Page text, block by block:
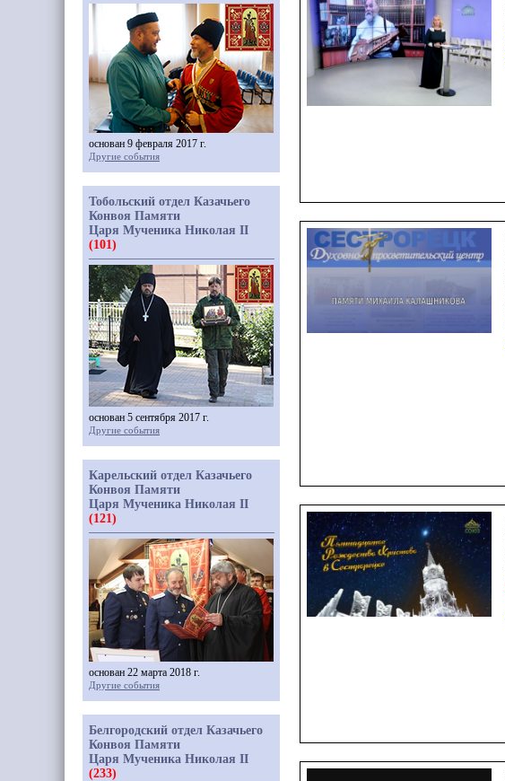
основан 9 февраля 2017 г.
Другие события
Тобольский отдел Казачьего
Конвоя Памяти
Царя Мученика Николая II
(101)
основан 5 сентября 2017 г.
Другие события
Карельский отдел Казачьего
Конвоя Памяти
Царя Мученика Николая II
(121)
основан 22 марта 2018 г.
Другие события
Белгородский отдел Казачьего
Конвоя Памяти
Царя Мученика Николая II
(233)